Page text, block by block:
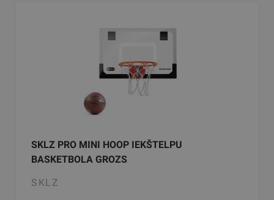
SKLZ PRO MINI HOOP IEKŠTELPU
BASKETBOLA GROZS
SKLZ